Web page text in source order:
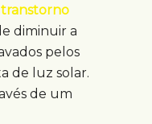
transtorno
diminuir a
pelos
de luz solar.
de um